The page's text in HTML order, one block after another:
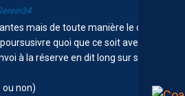
mais de toute manière le club
quoi que ce soit avec ce
à la réserve en dit long sur son
ou non)